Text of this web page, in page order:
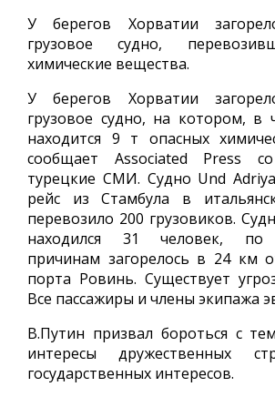
У берегов Хорватии
грузовое судно,
химические вещества.
У берегов Хорватии
грузовое судно, на котором, в
находится 9 т опасных
сообщает Associated Press
турецкие СМИ. Судно Und
рейс из Стамбула в
перевозило 200 грузовиков.
находился 31 человек, по
причинам загорелось в 24 км
порта Ровинь. Существует
Все пассажиры и члены экипажа
В.Путин призвал бороться с
интересы дружественных
государственных интересов.